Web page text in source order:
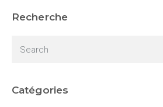
Recherche
Catégories